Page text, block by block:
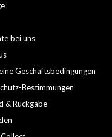
bei uns
Geschäftsbedingungen
Bestimmungen
& Rückgabe